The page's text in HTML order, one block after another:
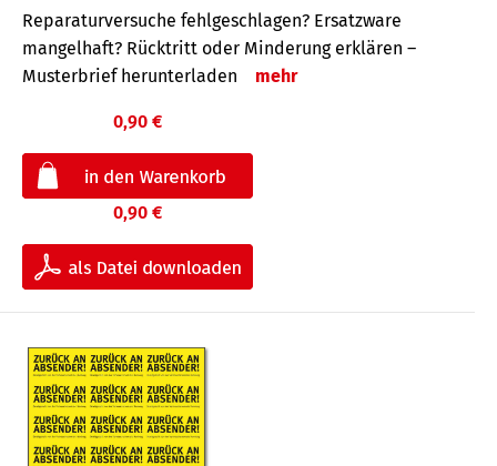
Reparaturversuche fehlgeschlagen? Ersatzware
mangelhaft? Rücktritt oder Minderung erklären –
Musterbrief herunterladen
mehr
0,90 €
0,90 €